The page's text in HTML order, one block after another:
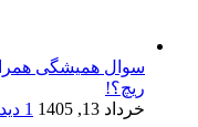
سوال همیشگی
ریچ؟!
خرداد 13, 1405
1 دیدگاه